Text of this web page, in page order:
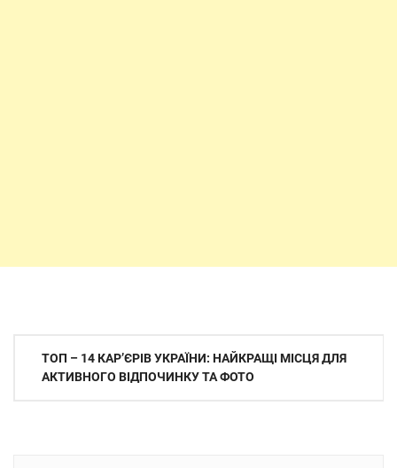
Навігація
записів
ТОП – 14 КАР’ЄРІВ УКРАЇНИ: НАЙКРАЩІ МІСЦЯ ДЛЯ
АКТИВНОГО ВІДПОЧИНКУ ТА ФОТО